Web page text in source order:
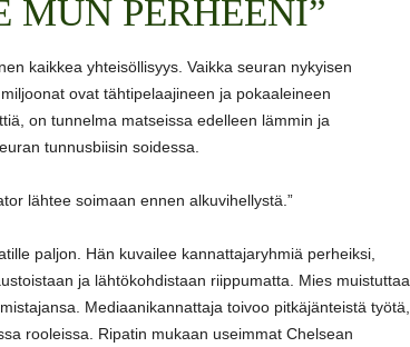
MUN PERHEENI”
kaikkea yhteisöllisyys. Vaikka seuran nykyisen
miljoonat ovat tähtipelaajineen ja pokaaleineen
on tunnelma matseissa edelleen lämmin ja
tunnusbiisin soidessa.
lähtee soimaan ennen alkuvihellystä.”
paljon. Hän kuvailee kannattajaryhmiä perheiksi,
ja lähtökohdistaan riippumatta. Mies muistuttaa,
Mediaanikannattaja toivoo pitkäjänteistä työtä,
rooleissa. Ripatin mukaan useimmat Chelsean